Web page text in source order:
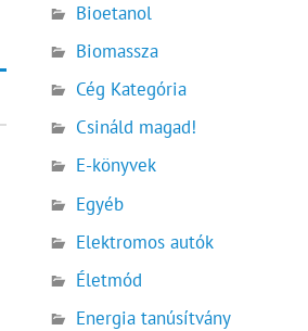
Bioetanol
Biomassza
Cég Kategória
Csináld magad!
E-könyvek
Egyéb
Elektromos autók
Életmód
Energia tanúsítvány